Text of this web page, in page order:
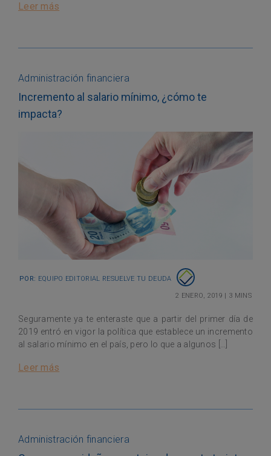
Leer más
Administración financiera
Incremento al salario mínimo, ¿cómo te
impacta?
Por: Equipo Editorial Resuelve tu Deuda
2 enero, 2019 | 3 mins
Seguramente ya te enteraste que a partir del primer día de
2019 entró en vigor la política que establece un incremento
al salario mínimo en el país, pero lo que a algunos […]
Leer más
Administración financiera